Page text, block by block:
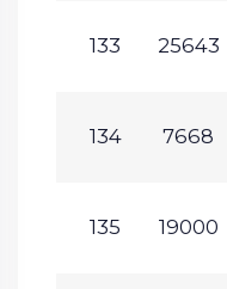
133 25643
134 7668
135 19000